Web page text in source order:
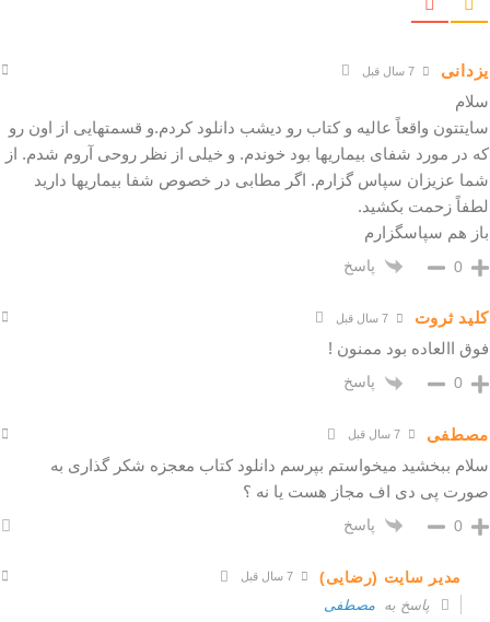
یزدانی 7 سال قبل
سلام
سایتتون واقعاً عالیه و کتاب رو دیشب دانلود کردم.و قسمتهایی از اون رو
که در مورد شفای بیماریها بود خوندم. و خیلی از نظر روحی آروم شدم. از
شما عزیزان سپاس گزارم. اگر مطابی در خصوص شفا بیماریها دارید
لطفاً زحمت بکشید.
باز هم سپاسگزارم
0 پاسخ
کلید ثروت 7 سال قبل
فوق االعاده بود ممنون !
0 پاسخ
مصطفی 7 سال قبل
سلام ببخشید میخواستم بپرسم دانلود کتاب معجزه شکر گذاری به
صورت پی دی اف مجاز هست یا نه ؟
0 پاسخ
مدیر سایت (رضایی)
پاسخ به مصطفی